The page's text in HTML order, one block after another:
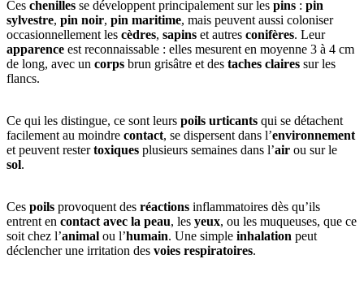
Ces chenilles se développent principalement sur les pins : pin
sylvestre, pin noir, pin maritime, mais peuvent aussi coloniser
occasionnellement les cèdres, sapins et autres conifères. Leur
apparence est reconnaissable : elles mesurent en moyenne 3 à 4 cm
de long, avec un corps brun grisâtre et des taches claires sur les
flancs.
Ce qui les distingue, ce sont leurs poils urticants qui se détachent
facilement au moindre contact, se dispersent dans l’environnement
et peuvent restertoxiques plusieurs semaines dans l’air ou sur le
sol.
Ces poils provoquent des réactions inflammatoires dès qu’ils
entrent en contact avec la peau, les yeux, ou les muqueuses, que ce
soit chez l’animal ou l’humain. Une simple inhalation peut
déclencher une irritation des voies respiratoires.